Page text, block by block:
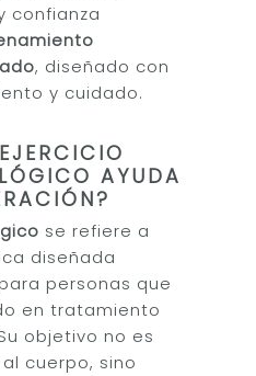
confianza
, diseñado con
y cuidado.
AYUDA
se refiere a
diseñada
personas que
en tratamiento
objetivo no es
cuerpo, sino